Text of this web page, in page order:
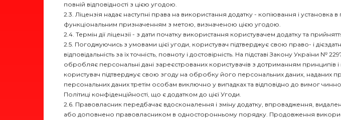
повній відповідності з цією угодою.
2.3. Ліцензія надає наступні права на використання додатку - копіювання і
функціональним призначенням з метою, визначеною цією угодою.
2.4. Термін дії ліцензії - з дати початку використання користувачем додатку та
2.5. Погоджуючись з умовами цієї угоди, користувач підтверджує свою право- і
відповідальність за їх точність, повноту і достовірність. На підставі Закону
обробляє персональні дані зареєстрованих користувачів з дотриманням принципів
користувач підтверджує свою згоду на обробку його персональних даних, наданих
персональних даних третім особам виключно у випадках та відповідно до вимог
Політиці конфіденційності, що є додатком до цієї Угоди.
2.6. Правовласник передбачає вдосконалення і зміну додатку, впровадження,
або доповнено правовласником в односторонньому порядку. Продовження